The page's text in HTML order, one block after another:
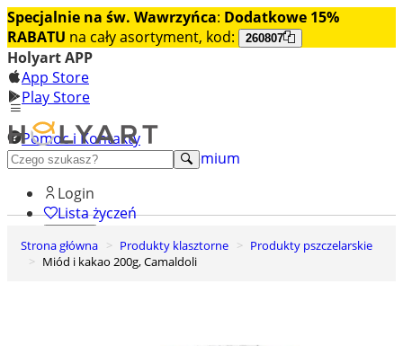
Specjalnie na św. Wawrzyńca: Dodatkowe 15%
RABATU na cały asortyment, kod: 260807
Holyart APP
App Store
Play Store
Pomoc i Kontakty
+48 222 922 860
Odkryj premium
Login
Lista życzeń
0
Koszyk
Strona główna Produkty klasztorne
Produkty pszczelarskie
Miód i kakao 200g, Camaldoli